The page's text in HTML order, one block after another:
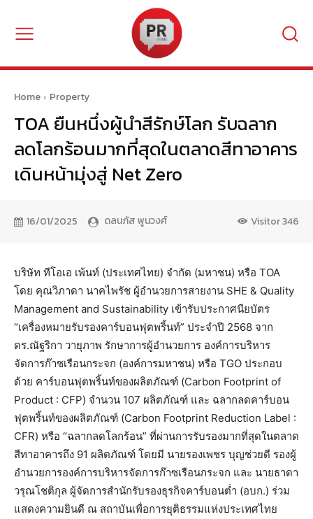
Home Property
TOA ยืนหนึ่งผู้นำสีรักษ์โลก รับฉลาก
ลดโลกร้อนมากที่สุดในตลาดสีทาอาคาร
เดินหน้ามุ่งสู่ Net Zero
16/01/2025 ดลนภัส พูนวงศ์ Visitor346
บริษัท ทีโอเอ เพ้นท์ (ประเทศไทย) จำกัด (มหาชน) หรือ TOA
โดย คุณวิภาดา นาคไพรัช ผู้อำนวยการสายงาน SHE & Quality
Management and Sustainability เข้ารับประกาศนียบัตร
“เครื่องหมายรับรองคาร์บอนฟุตพริ้นท์” ประจำปี 2568 จาก
ดร.ณัฐริกา วายุภาพ รักษาการผู้อำนวยการ องค์การบริหาร
จัดการก๊าซเรือนกระจก (องค์การมหาชน) หรือ TGO ประกอบ
ด้วย คาร์บอนฟุตพริ้นท์ของผลิตภัณฑ์ (Carbon Footprint of
Product : CFP) จำนวน 107 ผลิตภัณฑ์ และ ฉลากลดคาร์บอน
ฟุตพริ้นท์ของผลิตภัณฑ์ (Carbon Footprint Reduction Label :
CFR) หรือ “ฉลากลดโลกร้อน” ที่ผ่านการรับรองมากที่สุดในตลาด
สีทาอาคารถึง 91 ผลิตภัณฑ์ โดยมี นายรองเพชร บุญช่วยดี รองผู้
อำนวยการองค์การบริหารจัดการก๊าซเรือนกระจก และ นายธาดา
วรุณโชติกุล ผู้จัดการสำนักรับรองธุรกิจคาร์บอนต่ำ (อบก.) ร่วม
แสดงความยินดี ณ สถาบันเพื่อการยุติธรรมแห่งประเทศไทย